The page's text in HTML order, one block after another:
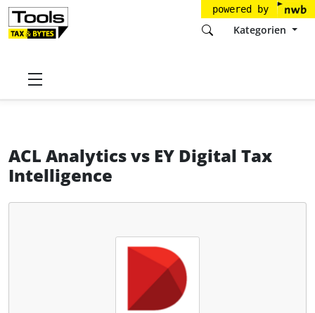
powered by
Kategorien
Startseite
ACL Analyticsvs EY Digital Tax
Intelligence